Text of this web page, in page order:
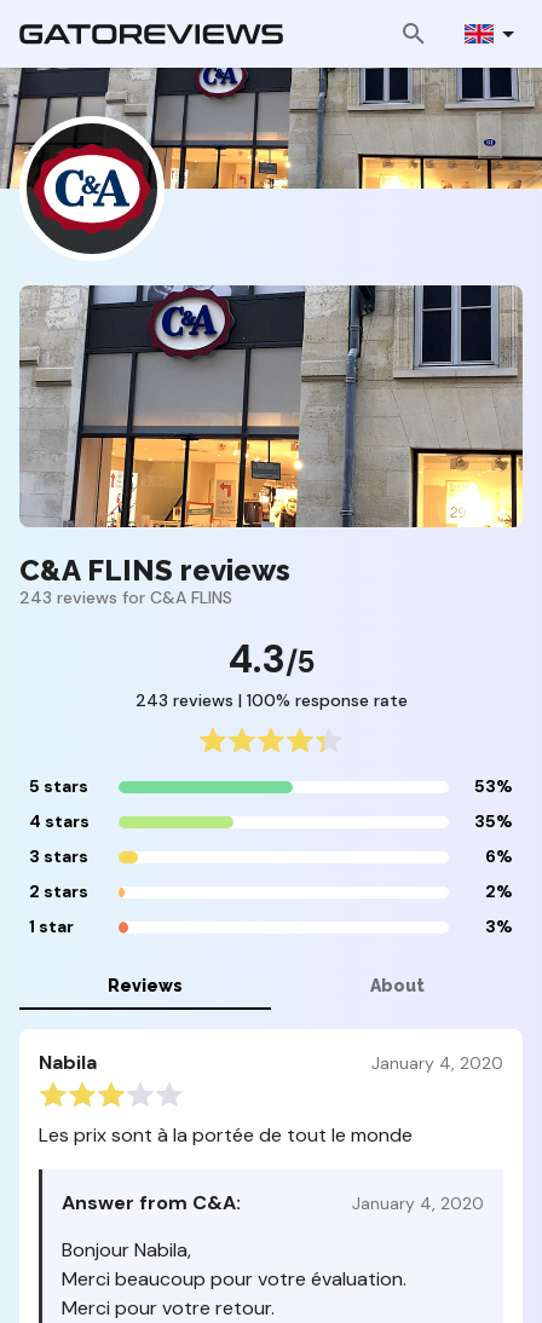
C&A FLINS reviews
243 reviews for C&A FLINS
4.3/5
243 reviews | 100% response rate
5 stars
53%
4 stars
35%
3 stars
6%
2 stars
2%
1 star
3%
Reviews About
Nabila January 4, 2020
Les prix sont à la portée de tout le monde
Answer from C&A: January 4, 2020
Bonjour Nabila,
Merci beaucoup pour votre évaluation.
Merci pour votre retour.